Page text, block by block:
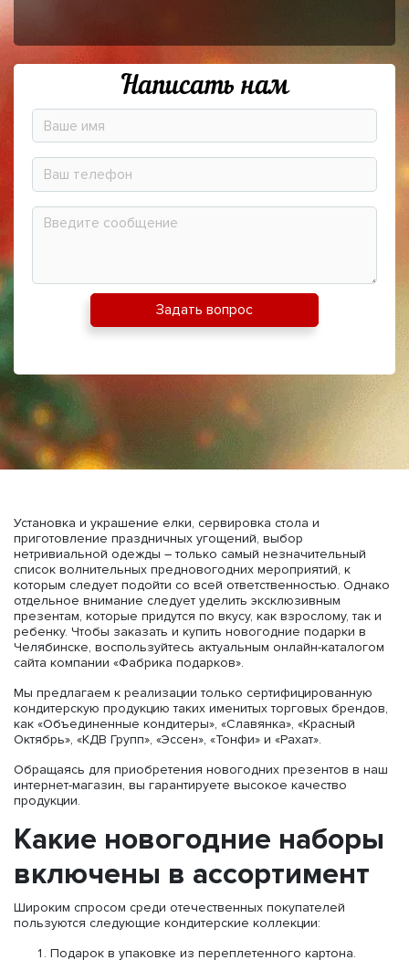
Написать нам
Задать вопрос
Установка и украшение елки, сервировка стола и
приготовление праздничных угощений, выбор
нетривиальной одежды – только самый незначительный
список волнительных предновогодних мероприятий, к
которым следует подойти со всей ответственностью. Однако
отдельное внимание следует уделить эксклюзивным
презентам, которые придутся по вкусу, как взрослому, так и
ребенку. Чтобы заказать и купить новогодние подарки в
Челябинске, воспользуйтесь актуальным онлайн-каталогом
сайта компании «Фабрика подарков».
Мы предлагаем к реализации только сертифицированную
кондитерскую продукцию таких именитых торговых брендов,
как «Объединенные кондитеры», «Славянка», «Красный
Октябрь», «КДВ Групп», «Эссен», «Тонфи» и «Рахат».
Обращаясь для приобретения новогодних презентов в наш
интернет-магазин, вы гарантируете высокое качество
продукции.
Какие новогодние наборы
включены в ассортимент
Широким спросом среди отечественных покупателей
пользуются следующие кондитерские коллекции:
Подарок в упаковке из переплетенного картона.